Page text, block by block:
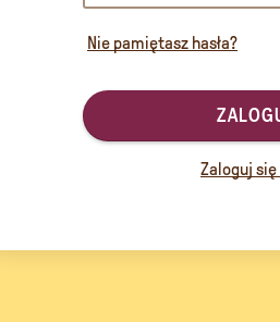
Nie pamiętasz hasła?
Zaloguj się